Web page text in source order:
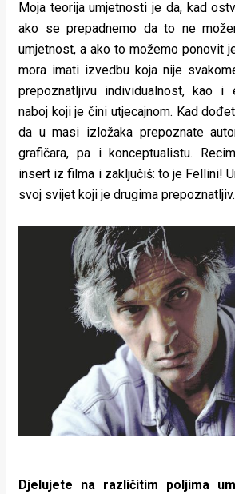
Moja teorija umjetnosti je da, kad
ako se prepadnemo da to ne
umjetnost, a ako to možemo ponovit
mora imati izvedbu koja nije
prepoznatljivu individualnost, kao i
naboj koji je čini utjecajnom. Kad
da u masi izložaka prepoznate
grafičara, pa i konceptualistu.
insert iz filma i zaključiš: to je Fellini!
svoj svijet koji je drugima prepoznatljiv.
Djelujete na različitim poljima